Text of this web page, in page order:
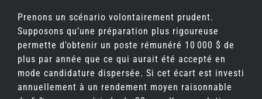
Prenons un scénario volontairement prudent.
Supposons qu’une préparation plus rigoureuse
permette d’obtenir un poste rémunéré 10 000 $ de
plus par année que ce qui aurait été accepté en
mode candidature dispersée. Si cet écart est investi
annuellement à un rendement moyen raisonnable